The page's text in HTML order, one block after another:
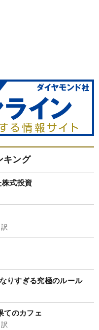
キング
式投資
りすぎる究極のルール
てのカフェ